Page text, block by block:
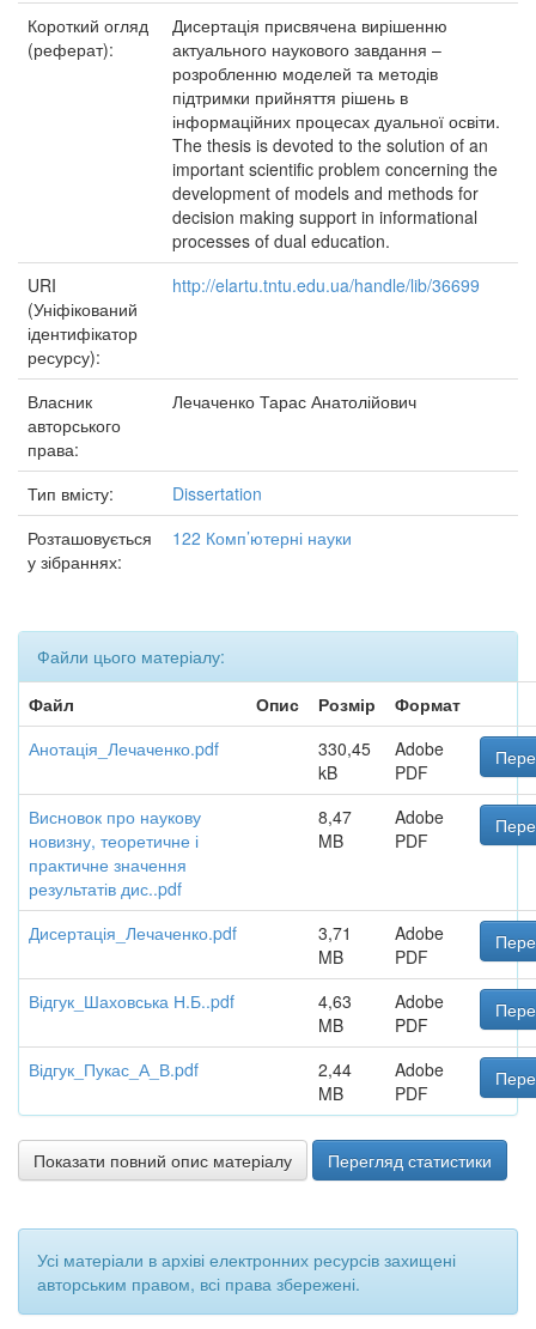
Короткий огляд
(реферат):
Дисертація присвячена вирішенню
актуального наукового завдання –
розробленню моделей та методів
підтримки прийняття рішень в
інформаційних процесах дуальної освіти.
The thesis is devoted to the solution of an
important scientific problem concerning the
development of models and methods for
decision making support in informational
processes of dual education.
URI
(Уніфікований
ідентифікатор
ресурсу):
http://elartu.tntu.edu.ua/handle/lib/36699
Власник
авторського
права:
Лечаченко Тарас Анатолійович
Тип вмісту:
Dissertation
Розташовується
у зібраннях:
122 Комп’ютерні науки
Файли цього матеріалу:
Файл
Опис Розмір
Формат
Анотація_Лечаченко.pdf
330,45
kB
Adobe
PDF
Висновок про наукову
новизну, теоретичне і
практичне значення
результатів дис..pdf
8,47
MB
Adobe
PDF
Дисертація_Лечаченко.pdf
3,71
MB
Adobe
PDF
Відгук_Шаховська Н.Б..pdf
4,63
MB
Adobe
PDF
Відгук_Пукас_А_В.pdf
2,44
MB
Adobe
PDF
Показати повний опис матеріалу Перегляд статистики
Усі матеріали в архіві електронних ресурсів захищені
авторським правом, всі права збережені.